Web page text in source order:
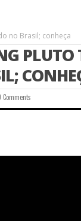
no Brasil; conheça
PLUTO
Comments